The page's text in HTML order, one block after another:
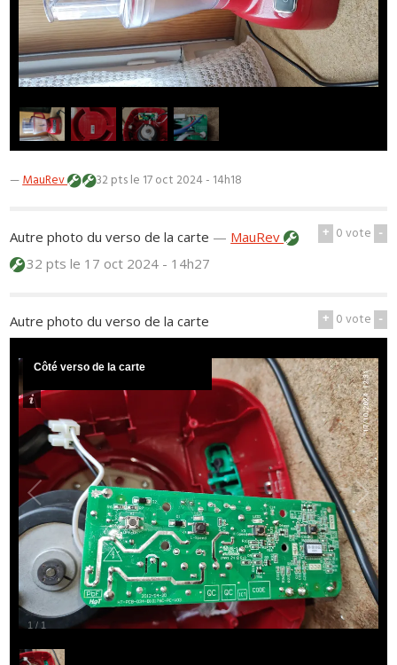
1/4
—MauRev 32 ptsle 17 oct 2024 - 14h18
+ 0vote -
Autre photo du verso de la carte — MauRev
32 ptsle 17 oct 2024 - 14h27
+ 0vote -
Autre photo du verso de la carte
1 / 1
Côté verso de la carte